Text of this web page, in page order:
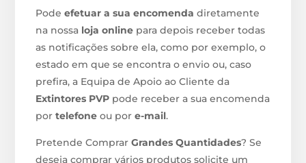
Podeefetuar a sua encomenda diretamente
na nossa loja online para depois receber todas
as notificações sobre ela, como por exemplo, o
estado em que se encontra o envio ou, caso
prefira, a Equipa de Apoio ao Cliente da
Extintores PVP pode receber a sua encomenda
portelefone ou pore-mail.
Pretende ComprarGrandes Quantidades? Se
deseja comprar vários produtos solicite um